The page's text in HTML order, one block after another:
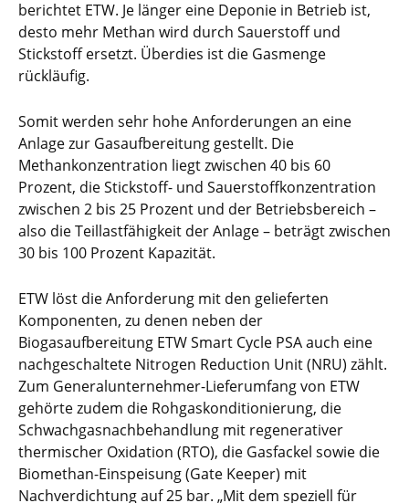
berichtet ETW. Je länger eine Deponie in Betrieb ist,
desto mehr Methan wird durch Sauerstoff und
Stickstoff ersetzt. Überdies ist die Gasmenge
rückläufig.
Somit werden sehr hohe Anforderungen an eine
Anlage zur Gasaufbereitung gestellt. Die
Methankonzentration liegt zwischen 40 bis 60
Prozent, die Stickstoff- und Sauerstoffkonzentration
zwischen 2 bis 25 Prozent und der Betriebsbereich –
also die Teillastfähigkeit der Anlage – beträgt zwischen
30 bis 100 Prozent Kapazität.
ETW löst die Anforderung mit den gelieferten
Komponenten, zu denen neben der
Biogasaufbereitung ETW Smart Cycle PSA auch eine
nachgeschaltete Nitrogen Reduction Unit (NRU) zählt.
Zum Generalunternehmer-Lieferumfang von ETW
gehörte zudem die Rohgaskonditionierung, die
Schwachgasnachbehandlung mit regenerativer
thermischer Oxidation (RTO), die Gasfackel sowie die
Biomethan-Einspeisung (Gate Keeper) mit
Nachverdichtung auf 25 bar. „Mit dem speziell für